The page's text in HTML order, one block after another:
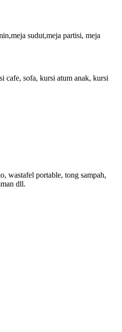
sudut,meja partisi, meja
cafe, sofa, kursi atum anak, kursi
wastafel portable, tong sampah,
dll.